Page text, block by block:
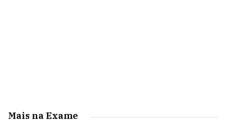
Mais na Exame